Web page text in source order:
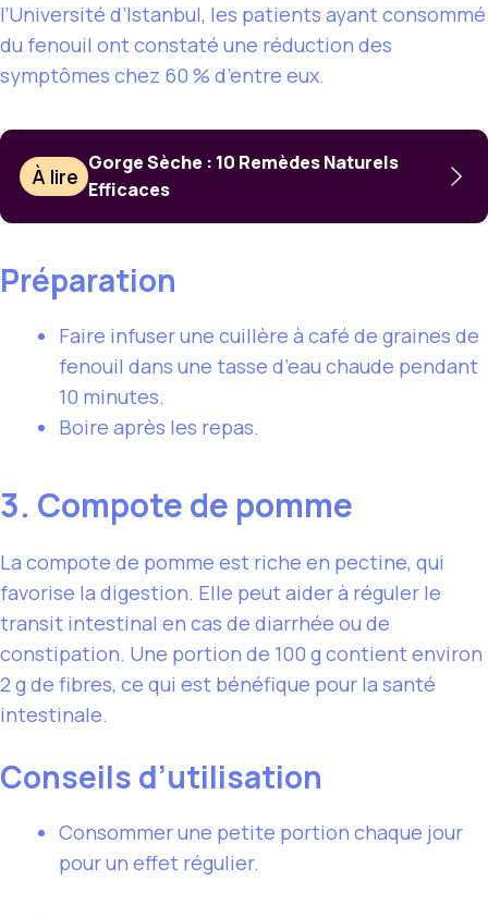
l’Université d’Istanbul, les patients ayant consommé
du fenouil ont constaté une réduction des
symptômes chez 60 % d’entre eux.
À lire
Gorge Sèche : 10 Remèdes Naturels
Efficaces
Préparation
Faire infuser une cuillère à café de graines de
fenouil dans une tasse d’eau chaude pendant
10 minutes.
Boire après les repas.
3. Compote de pomme
La compote de pomme est riche en pectine, qui
favorise la digestion. Elle peut aider à réguler le
transit intestinal en cas de diarrhée ou de
constipation. Une portion de 100 g contient environ
2 g de fibres, ce qui est bénéfique pour la santé
intestinale.
Conseils d’utilisation
Consommer une petite portion chaque jour
pour un effet régulier.